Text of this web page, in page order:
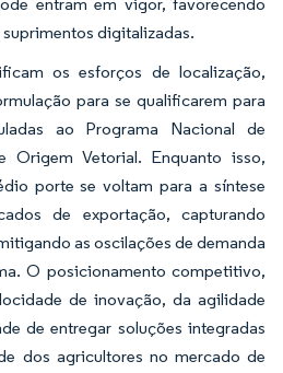
entram em vigor, favorecendo
digitalizadas.
os esforços de localização,
para se qualificarem para
ao Programa Nacional de
Origem Vetorial. Enquanto isso,
porte se voltam para a síntese
de exportação, capturando
as oscilações de demanda
O posicionamento competitivo,
de inovação, da agilidade
de entregar soluções integradas
dos agricultores no mercado de